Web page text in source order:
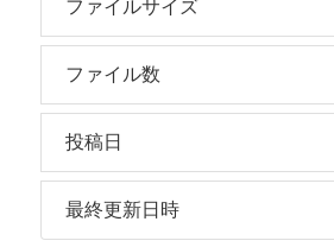
ファイルサイズ
ファイル数
投稿日
最終更新日時